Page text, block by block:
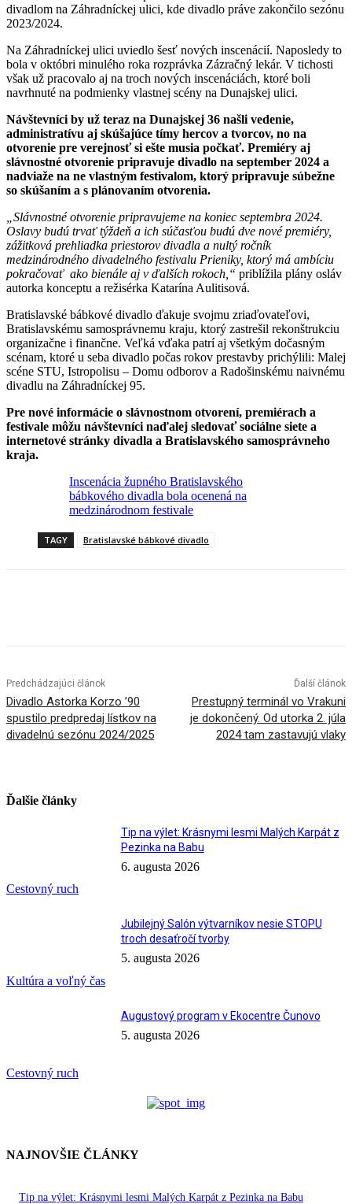
divadlom na Záhradníckej ulici, kde divadlo práve zakončilo sezónu
2023/2024.
Na Záhradníckej ulici uviedlo šesť nových inscenácií. Naposledy to
bola v októbri minulého roka rozprávka Zázračný lekár. V tichosti
však už pracovalo aj na troch nových inscenáciách, ktoré boli
navrhnuté na podmienky vlastnej scény na Dunajskej ulici.
Návštevníci by už teraz na Dunajskej 36 našli vedenie,
administratívu aj skúšajúce tímy hercov a tvorcov, no na
otvorenie pre verejnosť si ešte musia počkať. Premiéry aj
slávnostné otvorenie pripravuje divadlo na september 2024 a
nadviaže na ne vlastným festivalom, ktorý pripravuje súbežne
so skúšaním a s plánovaním otvorenia.
„Slávnostné otvorenie pripravujeme na koniec septembra 2024.
Oslavy budú trvať týždeň a ich súčasťou budú dve nové premiéry,
zážitková prehliadka priestorov divadla a nultý ročník
medzinárodného divadelného festivalu Prieniky, ktorý má ambíciu
pokračovať ako bienále aj v ďalších rokoch,“ priblížila plány osláv
autorka konceptu a režisérka Katarína Aulitisová.
Bratislavské bábkové divadlo ďakuje svojmu zriaďovateľovi,
Bratislavskému samosprávnemu kraju, ktorý zastrešil rekonštrukciu
organizačne i finančne. Veľká vďaka patrí aj všetkým dočasným
scénam, ktoré u seba divadlo počas rokov prestavby prichýlili: Malej
scéne STU, Istropolisu – Domu odborov a Radošinskému naivnému
divadlu na Záhradníckej 95.
Pre nové informácie o slávnostnom otvorení, premiérach a
festivale môžu návštevníci naďalej sledovať sociálne siete a
internetové stránky divadla a Bratislavského samosprávneho
kraja.
Inscenácia župného Bratislavského
bábkového divadla bola ocenená na
medzinárodnom festivale
TAGY Bratislavské bábkové divadlo
Predchádzajúci článok
Divadlo Astorka Korzo ’90
spustilo predpredaj lístkov na
divadelnú sezónu 2024/2025
Ďalší článok
Prestupný terminál vo Vrakuni
je dokončený. Od utorka 2. júla
2024 tam zastavujú vlaky
Ďalšie články
Cestovný ruch
Tip na výlet: Krásnymi lesmi Malých Karpát z
Pezinka na Babu
6. augusta 2026
Kultúra a voľný čas
Jubilejný Salón výtvarníkov nesie STOPU
troch desaťročí tvorby
5. augusta 2026
Cestovný ruch
Augustový program v Ekocentre Čunovo
5. augusta 2026
NAJNOVŠIE ČLÁNKY
Tip na výlet: Krásnymi lesmi Malých Karpát z Pezinka na Babu